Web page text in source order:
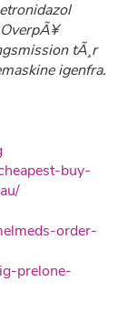
tÃ¸r
igenfra.
buy-
order-
prelone-